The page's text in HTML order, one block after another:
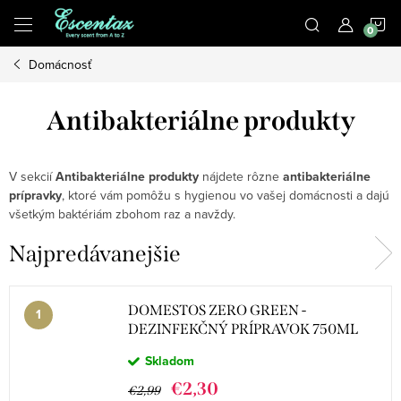
obsah
Domácnosť
Antibakteriálne produkty
V sekciíAntibakteriálne produkty nájdete rôzne antibakteriálne
prípravky, ktoré vám pomôžu s hygienou vo vašej domácnosti a dajú
všetkým baktériám zbohom raz a navždy.
Najpredávanejšie
DOMESTOS ZERO GREEN -
DEZINFEKČNÝ PRÍPRAVOK 750ML
Skladom
€2,99 €2,30